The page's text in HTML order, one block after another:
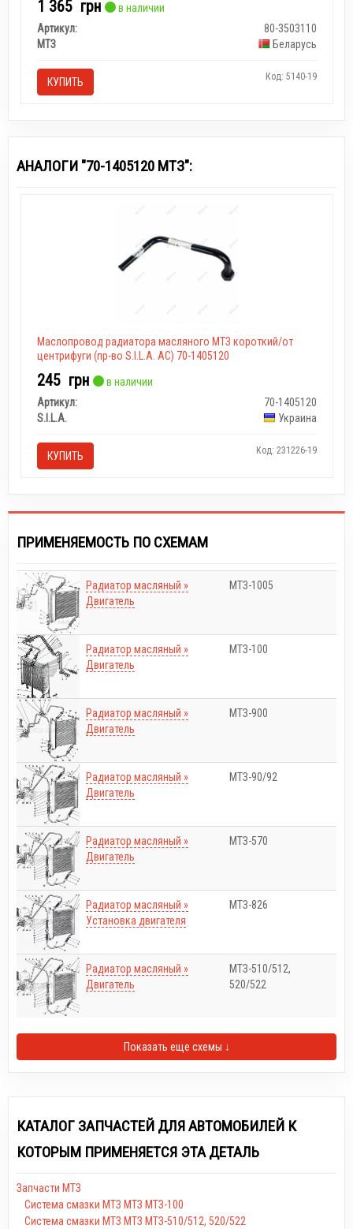
1 365 грн
в наличии
Артикул:
80-3503110
МТЗ
Беларусь
КУПИТЬ Код: 5140-19
АНАЛОГИ "70-1405120 МТЗ":
Маслопровод радиатора масляного МТЗ короткий/от
центрифуги (пр-во S.I.L.A. AC) 70-1405120
245 грн
в наличии
Артикул:
70-1405120
S.I.L.A.
Украина
КУПИТЬ Код: 231226-19
ПРИМЕНЯЕМОСТЬ ПО СХЕМАМ
Радиатор масляный »
Двигатель
МТЗ-1005
Радиатор масляный »
Двигатель
МТЗ-100
Радиатор масляный »
Двигатель
МТЗ-900
Радиатор масляный »
Двигатель
МТЗ-90/92
Радиатор масляный »
Двигатель
МТЗ-570
Радиатор масляный »
Установка двигателя
МТЗ-826
Радиатор масляный »
Двигатель
МТЗ-510/512,
520/522
Показать еще схемы ↓
КАТАЛОГ ЗАПЧАСТЕЙ ДЛЯ АВТОМОБИЛЕЙ К
КОТОРЫМ ПРИМЕНЯЕТСЯ ЭТА ДЕТАЛЬ
Запчасти МТЗ
Система смазки МТЗ МТЗ МТЗ-100
Система смазки МТЗ МТЗ МТЗ-510/512, 520/522